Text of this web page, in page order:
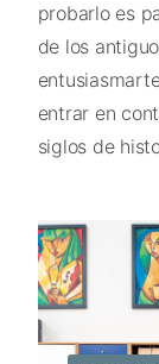
probarlo es
de los
entrar en
siglos de